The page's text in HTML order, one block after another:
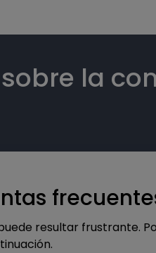
la
resultar frustrante.